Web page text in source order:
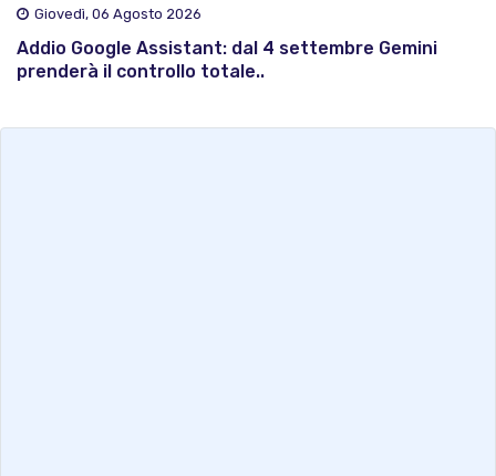
Giovedì, 06 Agosto 2026
Addio Google Assistant: dal 4 settembre Gemini
prenderà il controllo totale..